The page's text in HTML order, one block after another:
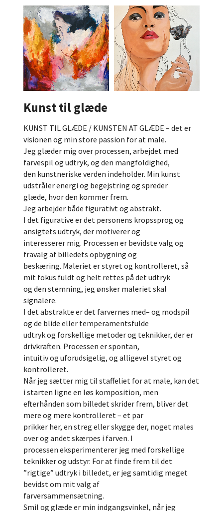
Kunst til glæde
KUNST TIL GLÆDE / KUNSTEN AT GLÆDE – det er
visionen og min store passion for at male.
Jeg glæder mig over processen, arbejdet med
farvespil og udtryk, og den mangfoldighed,
den kunstneriske verden indeholder. Min kunst
udstråler energi og begejstring og spreder
glæde, hvor den kommer frem.
Jeg arbejder både figurativt og abstrakt.
I det figurative er det personens kropssprog og
ansigtets udtryk, der motiverer og
interesserer mig. Processen er bevidste valg og
fravalg af billedets opbygning og
beskæring. Maleriet er styret og kontrolleret, så
mit fokus fuldt og helt rettes på det udtryk
og den stemning, jeg ønsker maleriet skal
signalere.
I det abstrakte er det farvernes med– og modspil
og de blide eller temperamentsfulde
udtryk og forskellige metoder og teknikker, der er
drivkraften. Processen er spontan,
intuitiv og uforudsigelig, og alligevel styret og
kontrolleret.
Når jeg sætter mig til staffeliet for at male, kan det
i starten ligne en løs komposition, men
efterhånden som billedet skrider frem, bliver det
mere og mere kontrolleret – et par
prikker her, en streg eller skygge der, noget males
over og andet skærpes i farven. I
processen eksperimenterer jeg med forskellige
teknikker og udstyr. For at finde frem til det
”rigtige” udtryk i billedet, er jeg samtidig meget
bevidst om mit valg af
farversammensætning.
Smil og glæde er min indgangsvinkel, når jeg